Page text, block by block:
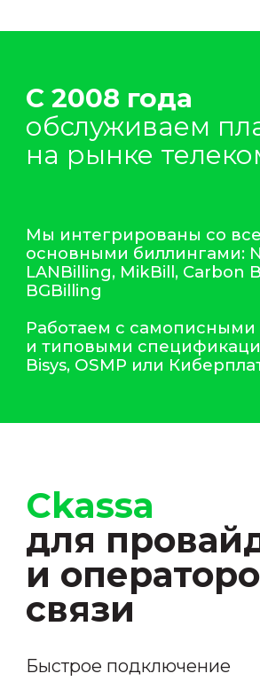
для провайдеров
связи
Быстрое подключение
Простая и быстрая интеграция
Подключение любых способов
приёма платежей, в том числе
тех, где не требуется вводить
данные карты — СБП, SberPay,
Зелёная зона — прием платежей
Круглосуточная техподдержка
абонентов по вопросам
платежей
Удобные и безопасные платежи